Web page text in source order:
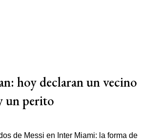
hoy declaran un vecino
un perito